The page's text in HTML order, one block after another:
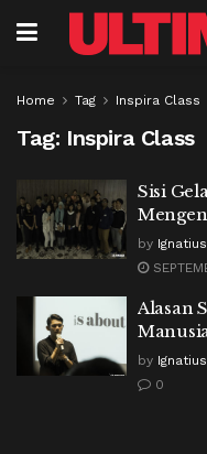
Home Tag Inspira Class
Tag: Inspira Class
Sisi
by
Alasan
by
0